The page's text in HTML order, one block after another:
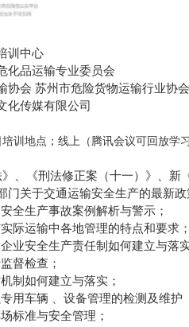
训中心
化品运输专业委员会
协会 苏州市危险货物运输行业协
化传媒有限公司
训地点；线上（腾讯会议可回放学
、《刑法修正案（十一）》、新
门关于交通运输安全生产的最新
全生产事故案例解析与警示；
际运输中各地管理的特点和要求
业安全生产责任制如何建立与落
督检查；
制如何建立与落实；
用车辆 、设备管理的检测及维护
标准与安全管理；